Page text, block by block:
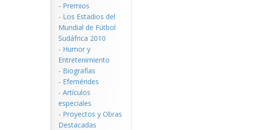
- Premios
- Los Estadios del
Mundial de Fútbol
Sudáfrica 2010
- Humor y
Entretenimiento
- Biografías
- Efemérides
- Artículos
especiales
- Proyectos y Obras
Destacadas